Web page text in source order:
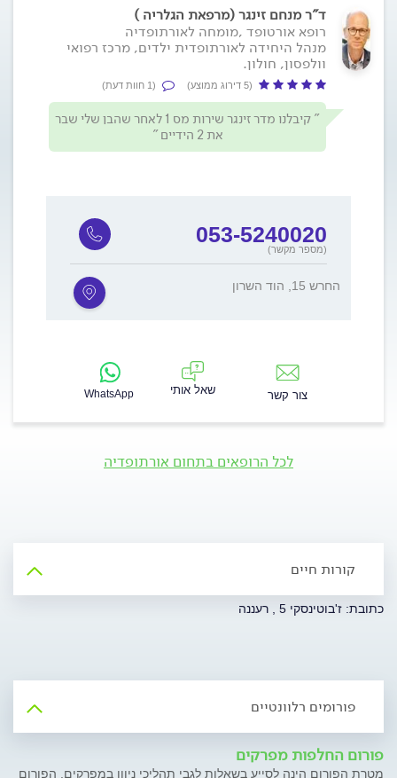
ד"ר מנחם זינגר (מרפאת הגלריה )
רופא אורטופד ,מומחה לאורתופדיה
מנהל היחידה לאורתופדית ילדים, מרכז רפואי
וולפסון, חולון.
(5 דירוג ממוצע) (1 חוות דעת)
קיבלנו מדר זינגר שירות מס 1 לאחר שהבן שלי שבר
את 2 הידיים
053-5240020
(מספר מקשר)
החרש 15, הוד השרון
צור קשר שאל אותי WhatsApp
לכל הרופאים בתחום אורתופדיה
קורות חיים
כתובת: ז'בוטינסקי 5 , רעננה
פורומים רלוונטיים
פורום החלפות מפרקים
מטרת הפורום הינה לסייע בשאלות לגבי תהליכי ניוון במפרקים. הפורום